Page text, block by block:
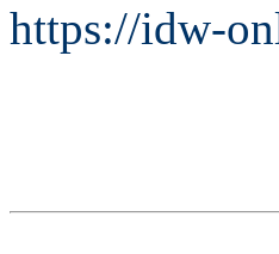
https://idw-